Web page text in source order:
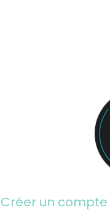
Créer un compte